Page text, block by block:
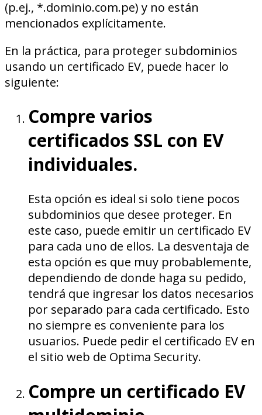
(p.ej., *.dominio.com.pe) y no están
mencionados explícitamente.
En la práctica, para proteger subdominios
usando un certificado EV, puede hacer lo
siguiente:
Compre varios
certificados SSL con EV
individuales.
Esta opción es ideal si solo tiene pocos
subdominios que desee proteger. En
este caso, puede emitir un certificado EV
para cada uno de ellos. La desventaja de
esta opción es que muy probablemente,
dependiendo de donde haga su pedido,
tendrá que ingresar los datos necesarios
por separado para cada certificado. Esto
no siempre es conveniente para los
usuarios. Puede pedir el certificado EV en
el sitio web de Optima Security.
Compre un certificado EV